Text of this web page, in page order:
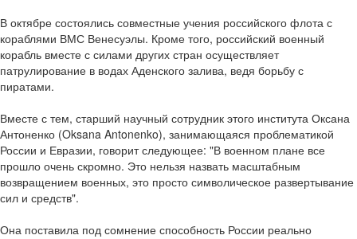
В октябре состоялись совместные учения российского флота с
кораблями ВМС Венесуэлы. Кроме того, российский военный
корабль вместе с силами других стран осуществляет
патрулирование в водах Аденского залива, ведя борьбу с
пиратами.
Вместе с тем, старший научный сотрудник этого института Оксана
Антоненко (Oksana Antonenko), занимающаяся проблематикой
России и Евразии, говорит следующее: "В военном плане все
прошло очень скромно. Это нельзя назвать масштабным
возвращением военных, это просто символическое развертывание
сил и средств".
Она поставила под сомнение способность России реально